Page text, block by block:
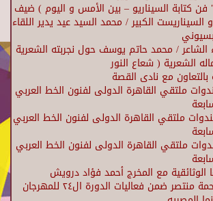
فن كتابة السيناريو – بين الأمس و اليوم ) ضيف
و السيناريست الكبير / محمد السيد عيد يدير اللقاء
الشاعر / محمد حاتم يوسف حول نجربته الشعرية
الشعرية ( شعاع النور
مع نادى القصة
ملتقي القاهرة الدولى لفنون الخط العربي
ملتقي القاهرة الدولى لفنون الخط العربي
ملتقي القاهرة الدولى لفنون الخط العربي
الوثائقية مع المخرج أحمد فؤاد درويش
ندوة تكريم رحمة منتصر ضمن فعاليات الدورة ال٢٤ للمهرجان